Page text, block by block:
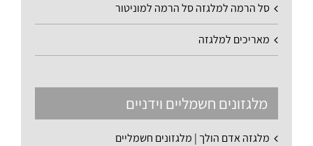
סל הרמה למלגזה סל הרמה למוניטור
מאריכים למלגזה
מלגזונים חשמליים וידניים
מלגזה אדם הולך | מלגזונים חשמליים